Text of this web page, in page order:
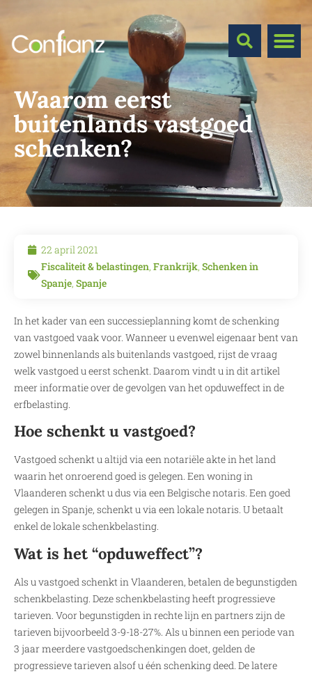
Waarom eerst
buitenlands vastgoed
schenken?
22 april 2021
Fiscaliteit & belastingen, Frankrijk, Schenken in
Spanje, Spanje
In het kader van een successieplanning komt de schenking
van vastgoed vaak voor. Wanneer u evenwel eigenaar bent van
zowel binnenlands als buitenlands vastgoed, rijst de vraag
welk vastgoed u eerst schenkt. Daarom vindt u in dit artikel
meer informatie over de gevolgen van het opduweffect in de
erfbelasting.
Hoe schenkt u vastgoed?
Vastgoed schenkt u altijd via een notariële akte in het land
waarin het onroerend goed is gelegen. Een woning in
Vlaanderen schenkt u dus via een Belgische notaris. Een goed
gelegen in Spanje, schenkt u via een lokale notaris. U betaalt
enkel de lokale schenkbelasting.
Wat is het “opduweffect”?
Als u vastgoed schenkt in Vlaanderen, betalen de begunstigden
schenkbelasting. Deze schenkbelasting heeft progressieve
tarieven. Voor begunstigden in rechte lijn en partners zijn de
tarieven bijvoorbeeld 3-9-18-27%. Als u binnen een periode van
3 jaar meerdere vastgoedschenkingen doet, gelden de
progressieve tarieven alsof u één schenking deed. De latere